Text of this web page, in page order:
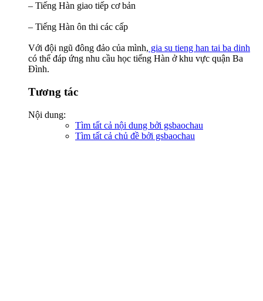
– Tiếng Hàn giao tiếp cơ bản
– Tiếng Hàn ôn thi các cấp
Với đội ngũ đông đảo của mình, gia su tieng han tai ba dinh
có thể đáp ứng nhu cầu học tiếng Hàn ở khu vực quận Ba
Đình.
Tương tác
Nội dung:
Tìm tất cả nội dung bởi gsbaochau
Tìm tất cả chủ đề bởi gsbaochau